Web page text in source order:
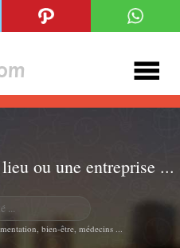
ou une entreprise ...
bien-être, médecins ...